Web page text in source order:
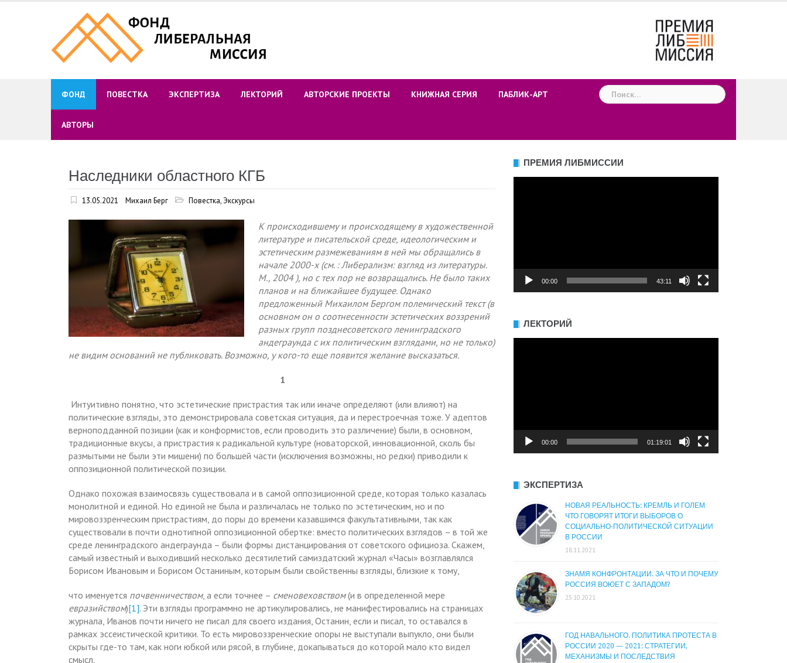
ФОНД ПОВЕСТКА ЭКСПЕРТИЗА ЛЕКТОРИЙ АВТОРСКИЕ ПРОЕКТЫ КНИЖНАЯ СЕРИЯ ПАБЛИК-АРТ
АВТОРЫ
Найти:
Наследники областного КГБ
13.05.2021 Михаил Берг Повестка,Экскурсы
К происходившему и происходящему в художественной
литературе и писательской среде, идеологическим и
эстетическим размежеваниям в ней мы обращались в
начале 2000-х (см. : Либерализм: взгляд из литературы.
M., 2004 ), но с тех пор не возвращались. Не было таких
планов и на ближайшее будущее. Однако
предложенный Михаилом Бергом полемический текст (в
основном он о соотнесенности эстетических воззрений
разных групп позднесоветского ленинградского
андеграунда с их политическим взглядами, но не только)
не видим оснований не публиковать. Возможно, у кого-то еще появится желание высказаться.
1
Интуитивно понятно, что эстетические пристрастия так или иначе определяют (или влияют) на
политические взгляды, это демонстрировала советская ситуация, да и перестроечная тоже. У адептов
верноподданной позиции (как и конформистов, если проводить это различение) были, в основном,
традиционные вкусы, а пристрастия к радикальной культуре (новаторской, инновационной, сколь бы
размытыми не были эти мишени) по большей части (исключения возможны, но редки) приводили к
оппозиционной политической позиции.
Однако похожая взаимосвязь существовала и в самой оппозиционной среде, которая только казалась
монолитной и единой. Но единой не была и различалась не только по эстетическим, но и по
мировоззренческим пристрастиям, до поры до времени казавшимся факультативными, так как
существовали в почти однотипной оппозиционной обертке: вместо политических взглядов – в той же
среде ленинградского андеграунда – были формы дистанцирования от советского официоза. Скажем,
самый известный и выходивший несколько десятилетий самиздатский журнал «Часы» возглавлялся
Борисом Ивановым и Борисом Останиным, которым были свойственны взгляды, близкие к тому,
что именуется почвенничеством, а если точнее – сменовеховством(и в определенной мере
евразийством)[1]. Эти взгляды программно не артикулировались, не манифестировались на страницах
журнала, Иванов почти ничего не писал для своего издания, Останин, если и писал, то оставался в
рамках эссеистической критики. То есть мировоззренческие опоры не выступали выпукло, они были
скрыты где-то там, как ноги юбкой или рясой, в глубине, докапываться до которой мало кто видел
смысл.
ПРЕМИЯ ЛИБМИССИИ
00:00 43:11
ЛЕКТОРИЙ
00:00 01:19:01
ЭКСПЕРТИЗА
НОВАЯ РЕАЛЬНОСТЬ: КРЕМЛЬ И ГОЛЕМ
ЧТО ГОВОРЯТ ИТОГИ ВЫБОРОВ О
СОЦИАЛЬНО-ПОЛИТИЧЕСКОЙ СИТУАЦИИ
В РОССИИ
18.11.2021
ЗНАМЯ КОНФРОНТАЦИИ. ЗА ЧТО И ПОЧЕМУ
РОССИЯ ВОЮЕТ С ЗАПАДОМ?
25.10.2021
ГОД НАВАЛЬНОГО. ПОЛИТИКА ПРОТЕСТА В
РОССИИ 2020 — 2021: СТРАТЕГИИ,
МЕХАНИЗМЫ И ПОСЛЕДСТВИЯ